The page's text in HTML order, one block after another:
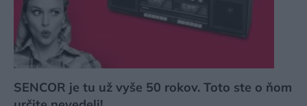
SENCOR je tu už vyše 50 rokov. Toto ste o ňom